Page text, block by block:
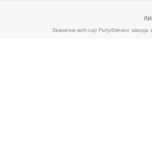
Званични веб-сајт Републичког